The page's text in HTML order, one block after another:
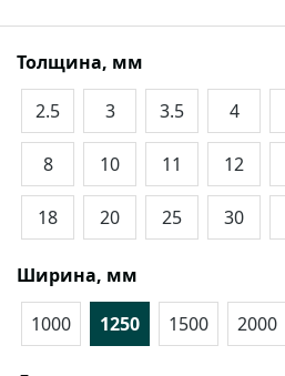
Толщина, мм
2.5
3 3.5 4
8 10 11 12
18 20 25 30
Ширина, мм
1000
1250 1500 2000